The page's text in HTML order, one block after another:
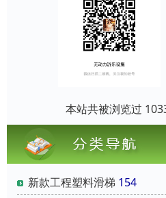
本站共被浏览过
新款工程塑料滑梯 154